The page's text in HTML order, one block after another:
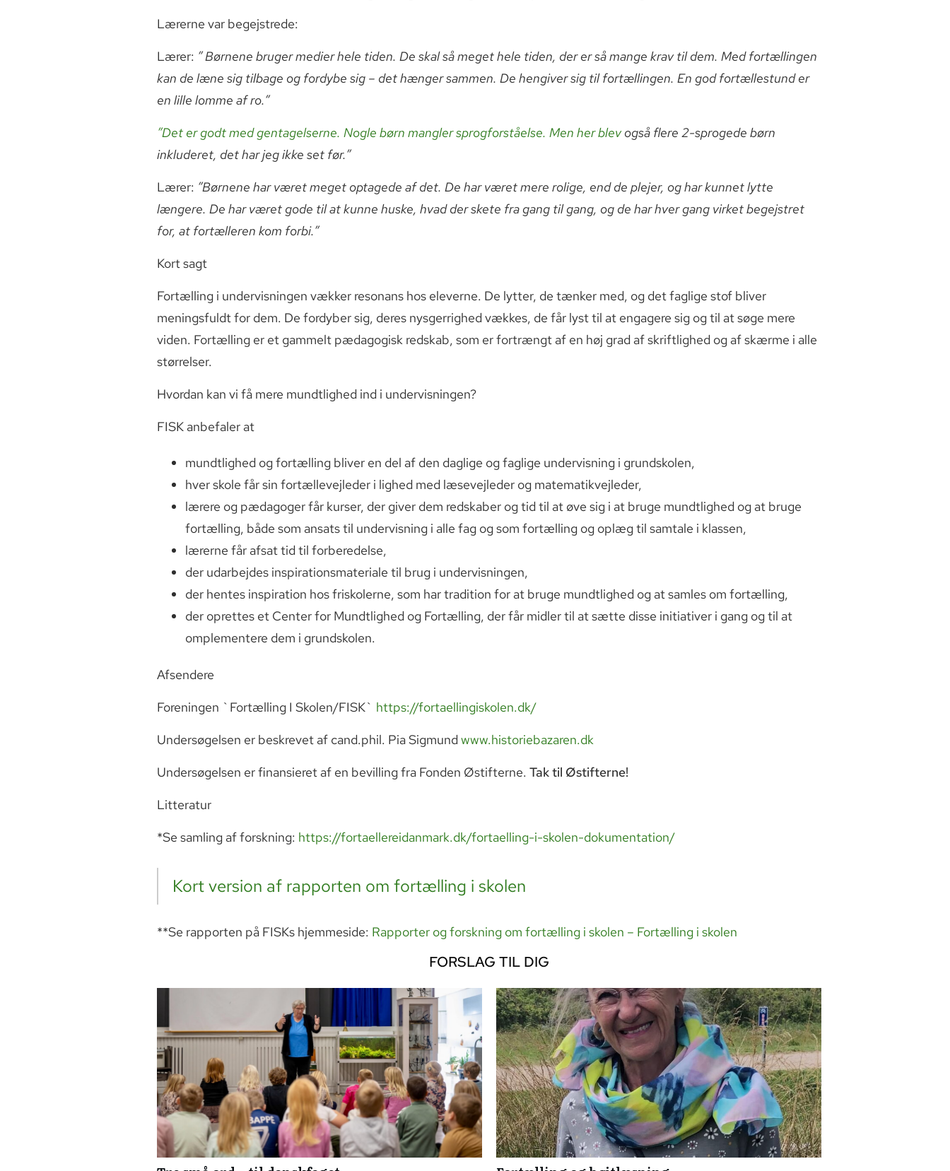
Lærerne var begejstrede:
Lærer: ” Børnene bruger medier hele tiden. De skal så meget hele tiden, der er så mange krav til dem. Med fortællingen
kan de læne sig tilbage og fordybe sig – det hænger sammen. De hengiver sig til fortællingen. En god fortællestund er
en lille lomme af ro.”
”Det er godt med gentagelserne. Nogle børn mangler sprogforståelse. Men her blev også flere 2-sprogede børn
inkluderet, det har jeg ikke set før.”
Lærer: ”Børnene har været meget optagede af det. De har været mere rolige, end de plejer, og har kunnet lytte
længere. De har været gode til at kunne huske, hvad der skete fra gang til gang, og de har hver gang virket begejstret
for, at fortælleren kom forbi.”
Kort sagt
Fortælling i undervisningen vækker resonans hos eleverne. De lytter, de tænker med, og det faglige stof bliver
meningsfuldt for dem. De fordyber sig, deres nysgerrighed vækkes, de får lyst til at engagere sig og til at søge mere
viden. Fortælling er et gammelt pædagogisk redskab, som er fortrængt af en høj grad af skriftlighed og af skærme i alle
størrelser.
Hvordan kan vi få mere mundtlighed ind i undervisningen?
FISK anbefaler at
mundtlighed og fortælling bliver en del af den daglige og faglige undervisning i grundskolen,
hver skole får sin fortællevejleder i lighed med læsevejleder og matematikvejleder,
lærere og pædagoger får kurser, der giver dem redskaber og tid til at øve sig i at bruge mundtlighed og at bruge
fortælling, både som ansats til undervisning i alle fag og som fortælling og oplæg til samtale i klassen,
lærerne får afsat tid til forberedelse,
der udarbejdes inspirationsmateriale til brug i undervisningen,
der hentes inspiration hos friskolerne, som har tradition for at bruge mundtlighed og at samles om fortælling,
der oprettes et Center for Mundtlighed og Fortælling, der får midler til at sætte disse initiativer i gang og til at
omplementere dem i grundskolen.
Afsendere
Foreningen `Fortælling I Skolen/FISK` https://fortaellingiskolen.dk/
Undersøgelsen er beskrevet af cand.phil. Pia Sigmundwww.historiebazaren.dk
Undersøgelsen er finansieret af en bevilling fra Fonden Østifterne. Tak til Østifterne!
Litteratur
*Se samling af forskning: https://fortaellereidanmark.dk/fortaelling-i-skolen-dokumentation/
Kort version af rapporten om fortælling i skolen
**Se rapporten på FISKs hjemmeside: Rapporter og forskning om fortælling i skolen – Fortælling i skolen
FORSLAG TIL DIG